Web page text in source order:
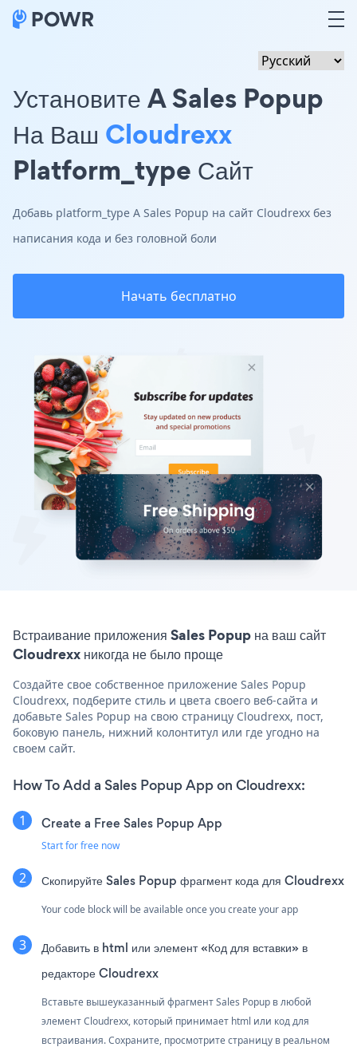
Установите A Sales Popup
На Ваш Cloudrexx
Platform_type Сайт
Добавь platform_type A Sales Popup на сайт Cloudrexx без
написания кода и без головной боли
Начать бесплатно
Встраивание приложения Sales Popup на ваш сайт
Cloudrexx никогда не было проще
Создайте свое собственное приложение Sales Popup
Cloudrexx, подберите стиль и цвета своего веб-сайта и
добавьте Sales Popup на свою страницу Cloudrexx, пост,
боковую панель, нижний колонтитул или где угодно на
своем сайт.
How To Add a Sales Popup App on Cloudrexx:
Create a Free Sales Popup App
Start for free now
Скопируйте Sales Popup фрагмент кода для Cloudrexx
Your code block will be available once you create your app
Добавить в html или элемент «Код для вставки» в
редакторе Cloudrexx
Вставьте вышеуказанный фрагмент Sales Popup в любой
элемент Cloudrexx, который принимает html или код для
встраивания. Сохраните, просмотрите страницу в реальном